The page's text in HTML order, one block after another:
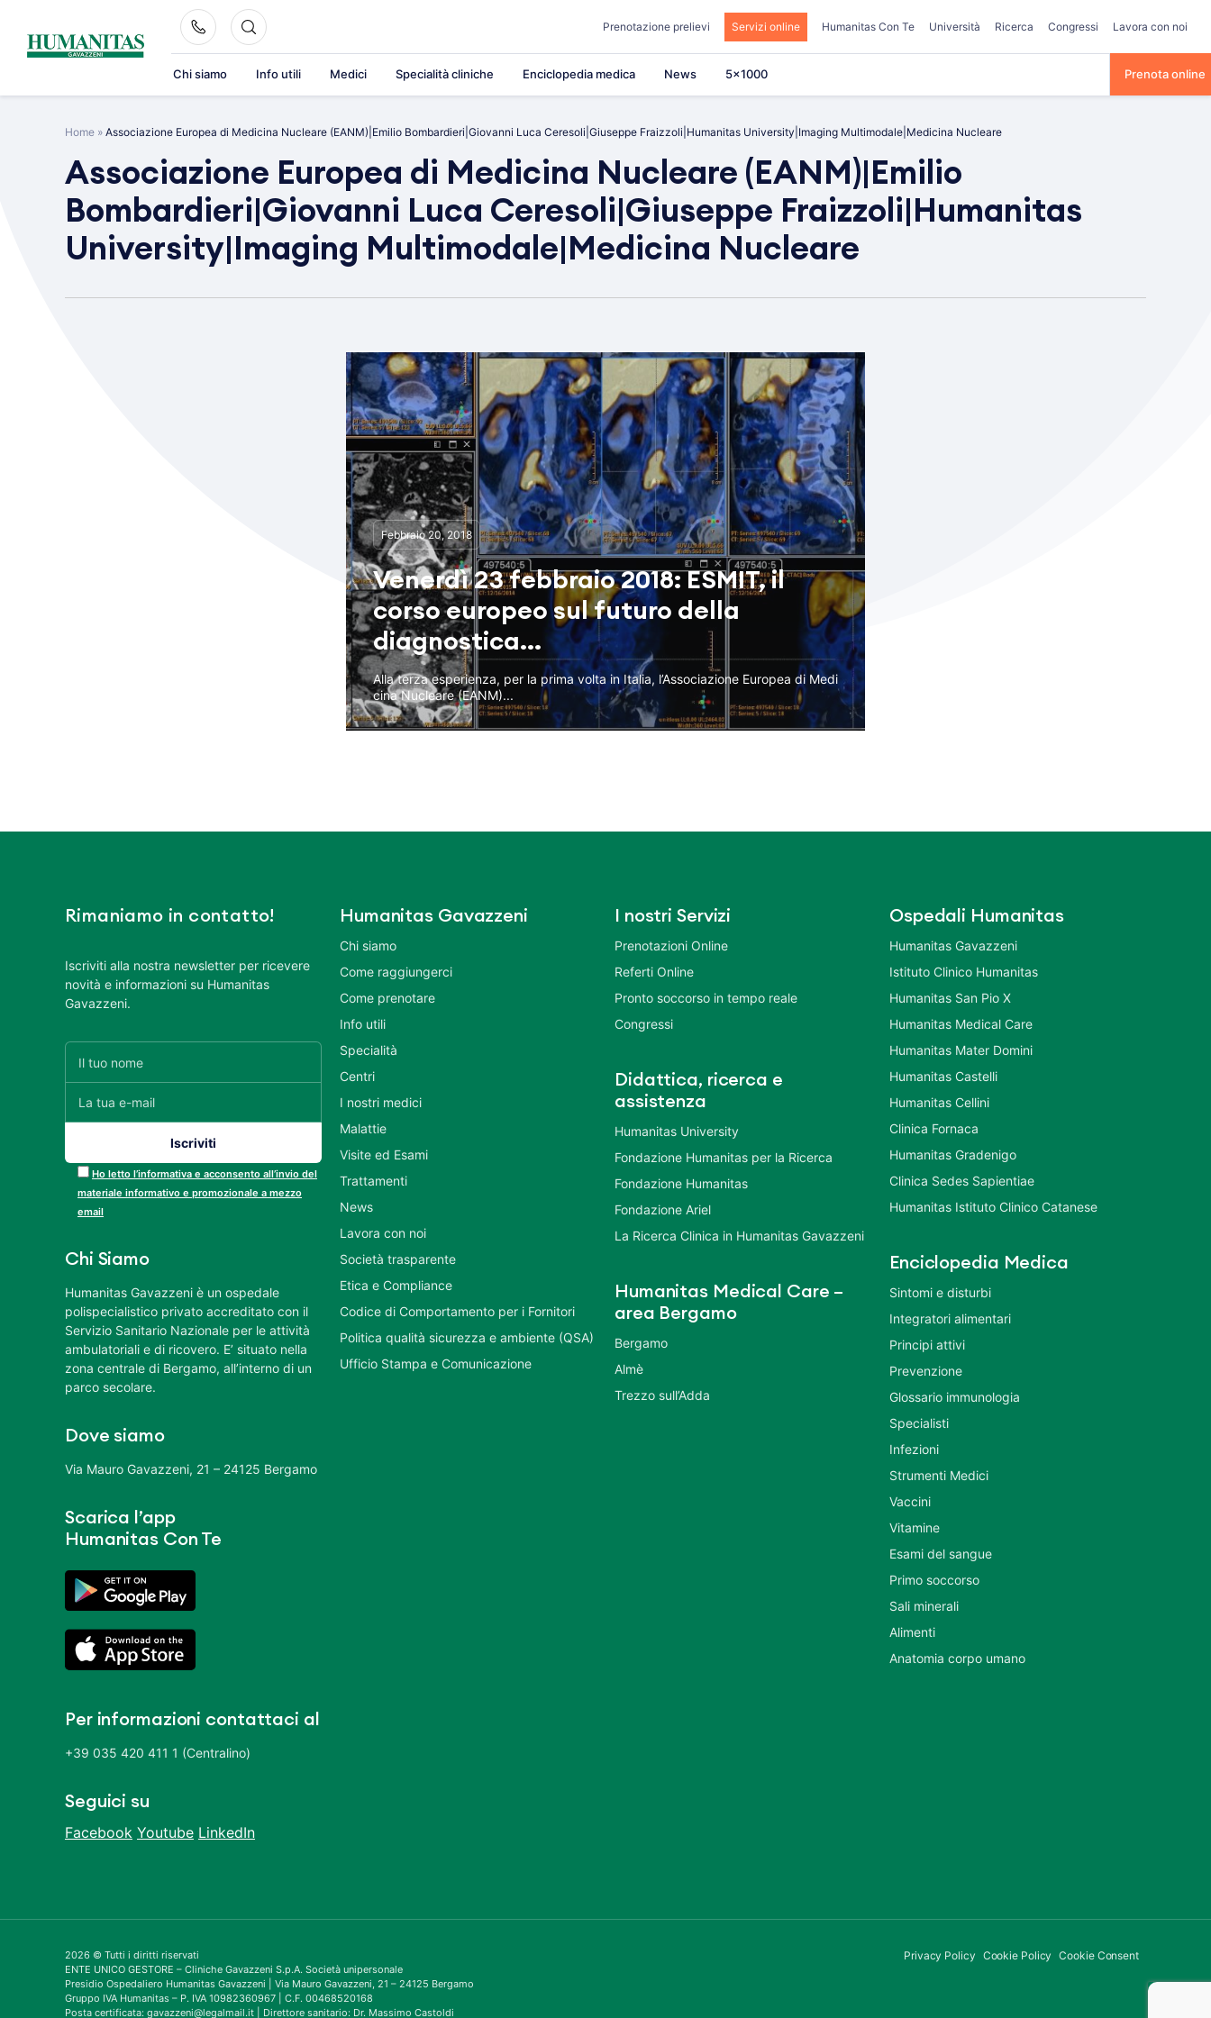
content
Prenotazione prelievi Servizi online Humanitas Con Te Università Ricerca Congressi Lavora con noi
Chi siamo Info utili Medici Specialità cliniche Enciclopedia medica News 5×1000 Prenota online
Home » Associazione Europea di Medicina Nucleare (EANM)|Emilio Bombardieri|Giovanni Luca Ceresoli|Giuseppe Fraizzoli|Humanitas University|Imaging Multimodale|Medicina Nucleare
Associazione Europea di Medicina Nucleare (EANM)|Emilio
Bombardieri|Giovanni Luca Ceresoli|Giuseppe Fraizzoli|Humanitas
University|Imaging Multimodale|Medicina Nucleare
Febbraio 20, 2018
Venerdì 23 febbraio 2018: ESMIT, il
corso europeo sul futuro della
diagnostica...
Alla terza esperienza, per la prima volta in Italia, l’Associazione Europea di Medi
cina Nucleare (EANM)...
Rimaniamo in contatto!
Iscriviti alla nostra newsletter per ricevere
novità e informazioni su Humanitas
Gavazzeni.
Ho letto l’informativa e acconsento all’invio del
materiale informativo e promozionale a mezzo
email
Chi Siamo
Humanitas Gavazzeni è un ospedale
polispecialistico privato accreditato con il
Servizio Sanitario Nazionale per le attività
ambulatoriali e di ricovero. E’ situato nella
zona centrale di Bergamo, all’interno di un
parco secolare.
Dove siamo
Via Mauro Gavazzeni, 21 – 24125 Bergamo
Scarica l’app
Humanitas Con Te
Per informazioni contattaci al
+39 035 420 411 1 (Centralino)
Seguici su
Facebook Youtube LinkedIn
Humanitas Gavazzeni
Chi siamo
Come raggiungerci
Come prenotare
Info utili
Specialità
Centri
I nostri medici
Malattie
Visite ed Esami
Trattamenti
News
Lavora con noi
Società trasparente
Etica e Compliance
Codice di Comportamento per i Fornitori
Politica qualità sicurezza e ambiente (QSA)
Ufficio Stampa e Comunicazione
I nostri Servizi
Prenotazioni Online
Referti Online
Pronto soccorso in tempo reale
Congressi
Didattica, ricerca e
assistenza
Humanitas University
Fondazione Humanitas per la Ricerca
Fondazione Humanitas
Fondazione Ariel
La Ricerca Clinica in Humanitas Gavazzeni
Humanitas Medical Care –
area Bergamo
Bergamo
Almè
Trezzo sull’Adda
Ospedali Humanitas
Humanitas Gavazzeni
Istituto Clinico Humanitas
Humanitas San Pio X
Humanitas Medical Care
Humanitas Mater Domini
Humanitas Castelli
Humanitas Cellini
Clinica Fornaca
Humanitas Gradenigo
Clinica Sedes Sapientiae
Humanitas Istituto Clinico Catanese
Enciclopedia Medica
Sintomi e disturbi
Integratori alimentari
Principi attivi
Prevenzione
Glossario immunologia
Specialisti
Infezioni
Strumenti Medici
Vaccini
Vitamine
Esami del sangue
Primo soccorso
Sali minerali
Alimenti
Anatomia corpo umano
2026 © Tutti i diritti riservati
ENTE UNICO GESTORE – Cliniche Gavazzeni S.p.A. Società unipersonale
Presidio Ospedaliero Humanitas Gavazzeni | Via Mauro Gavazzeni, 21 – 24125 Bergamo
Gruppo IVA Humanitas – P. IVA 10982360967 | C.F. 00468520168
Posta certificata: gavazzeni@legalmail.it | Direttore sanitario: Dr. Massimo Castoldi
Privacy Policy Cookie Policy Cookie Consent